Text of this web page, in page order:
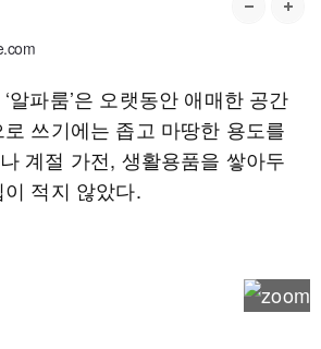
알파룸’은 오랫동안 애매한 공간
쓰기에는 좁고 마땅한 용도를
계절 가전, 생활용품을 쌓아두
적지 않았다.